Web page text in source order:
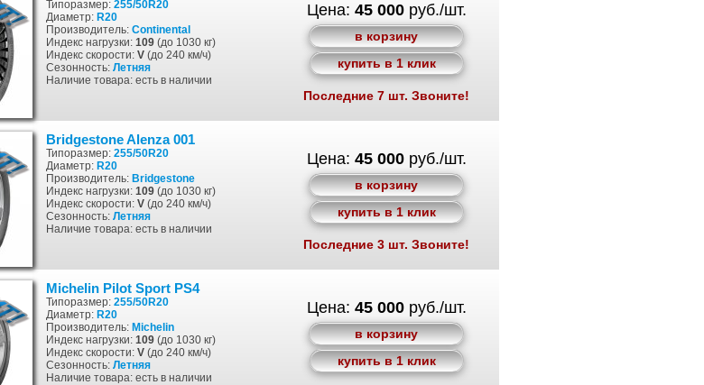
Типоразмер: 255/50R20
Диаметр: R20
Производитель: Continental
Индекс нагрузки: 109 (до 1030 кг)
Индекс скорости: V (до 240 км/ч)
Сезонность: Летняя
Наличие товара: есть в наличии
Цена: 45 000руб./шт.
в корзину
купить в 1 клик
Последние 7 шт. Звоните!
Bridgestone Alenza 001
Типоразмер: 255/50R20
Диаметр: R20
Производитель: Bridgestone
Индекс нагрузки: 109 (до 1030 кг)
Индекс скорости: V (до 240 км/ч)
Сезонность: Летняя
Наличие товара: есть в наличии
Цена: 45 000руб./шт.
в корзину
купить в 1 клик
Последние 3 шт. Звоните!
Michelin Pilot Sport PS4
Типоразмер: 255/50R20
Диаметр: R20
Производитель: Michelin
Индекс нагрузки: 109 (до 1030 кг)
Индекс скорости: V (до 240 км/ч)
Сезонность: Летняя
Наличие товара: есть в наличии
Цена: 45 000руб./шт.
в корзину
купить в 1 клик